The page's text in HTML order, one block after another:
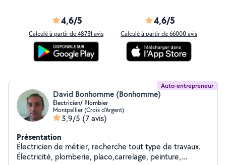
4,6/5
Calculé à partir de 48731 avis
4,6/5
Calculé à partir de 66000 avis
Auto-entrepreneur
David Bonhomme (Bonhomme)
Électricien/ Plombier
Montpellier (Croix d'Argent)
3,9/5 (7 avis)
Présentation
Électricien de métier, recherche tout type de travaux.
Électricité, plomberie, placo,carrelage, peinture,